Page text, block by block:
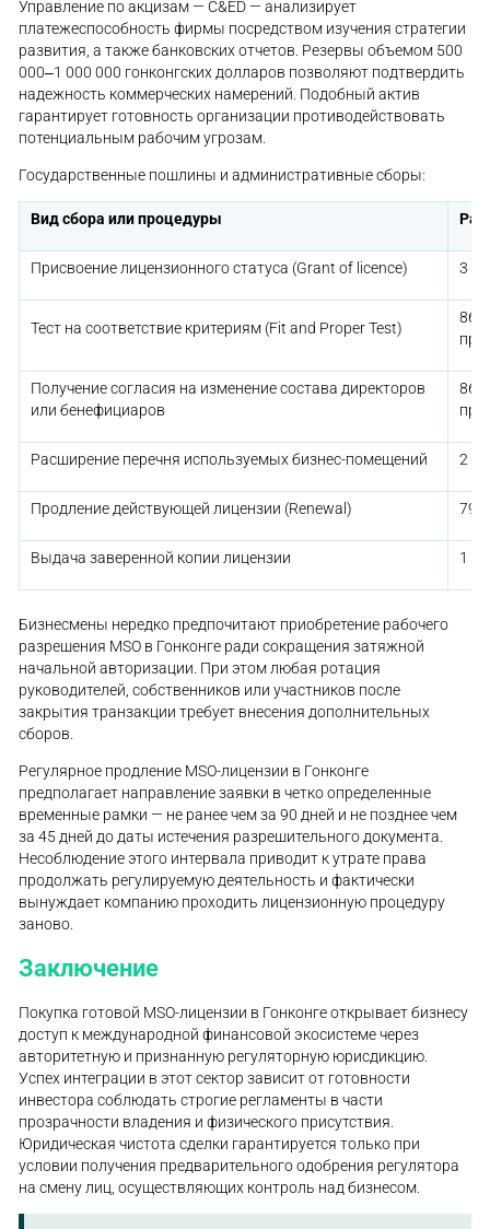
Управление по акцизам — C&ED — анализирует
платежеспособность фирмы посредством изучения стратегии
развития, а также банковских отчетов. Резервы объемом 500
000‒1 000 000 гонконгских долларов позволяют подтвердить
надежность коммерческих намерений. Подобный актив
гарантирует готовность организации противодействовать
потенциальным рабочим угрозам.
Государственные пошлины и административные сборы:
Вид сбора или процедуры
Присвоение лицензионного статуса (Grant of licence) 3
Тест на соответствие критериям (Fit and Proper Test)
860
Получение согласия на изменение состава директоров
или бенефициаров
860
Расширение перечня используемых бизнес-помещений 2
Продление действующей лицензии (Renewal) 790
Выдача заверенной копии лицензии 1
Бизнесмены нередко предпочитают приобретение рабочего
разрешения MSO в Гонконге ради сокращения затяжной
начальной авторизации. При этом любая ротация
руководителей, собственников или участников после
закрытия транзакции требует внесения дополнительных
сборов.
Регулярное продление MSO-лицензии в Гонконге
предполагает направление заявки в четко определенные
временные рамки — не ранее чем за 90 дней и не позднее чем
за 45 дней до даты истечения разрешительного документа.
Несоблюдение этого интервала приводит к утрате права
продолжать регулируемую деятельность и фактически
вынуждает компанию проходить лицензионную процедуру
заново.
Заключение
Покупка готовой MSO-лицензии в Гонконге открывает бизнесу
доступ к международной финансовой экосистеме через
авторитетную и признанную регуляторную юрисдикцию.
Успех интеграции в этот сектор зависит от готовности
инвестора соблюдать строгие регламенты в части
прозрачности владения и физического присутствия.
Юридическая чистота сделки гарантируется только при
условии получения предварительного одобрения регулятора
на смену лиц, осуществляющих контроль над бизнесом.